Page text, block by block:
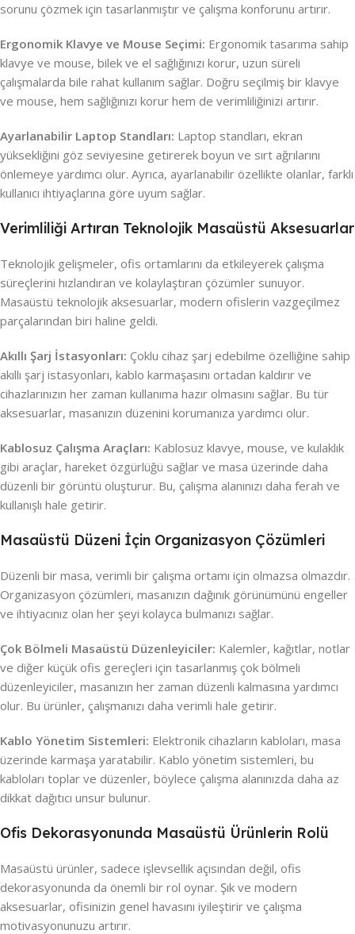
sorunu çözmek için tasarlanmıştır ve çalışma konforunu artırır.
Ergonomik Klavye ve Mouse Seçimi: Ergonomik tasarıma sahip
klavye ve mouse, bilek ve el sağlığınızı korur, uzun süreli
çalışmalarda bile rahat kullanım sağlar. Doğru seçilmiş bir klavye
ve mouse, hem sağlığınızı korur hem de verimliliğinizi artırır.
Ayarlanabilir Laptop Standları: Laptop standları, ekran
yüksekliğini göz seviyesine getirerek boyun ve sırt ağrılarını
önlemeye yardımcı olur. Ayrıca, ayarlanabilir özellikte olanlar, farklı
kullanıcı ihtiyaçlarına göre uyum sağlar.
Verimliliği Artıran Teknolojik Masaüstü Aksesuarlar
Teknolojik gelişmeler, ofis ortamlarını da etkileyerek çalışma
süreçlerini hızlandıran ve kolaylaştıran çözümler sunuyor.
Masaüstü teknolojik aksesuarlar, modern ofislerin vazgeçilmez
parçalarından biri haline geldi.
Akıllı Şarj İstasyonları: Çoklu cihaz şarj edebilme özelliğine sahip
akıllı şarj istasyonları, kablo karmaşasını ortadan kaldırır ve
cihazlarınızın her zaman kullanıma hazır olmasını sağlar. Bu tür
aksesuarlar, masanızın düzenini korumanıza yardımcı olur.
Kablosuz Çalışma Araçları: Kablosuz klavye, mouse, ve kulaklık
gibi araçlar, hareket özgürlüğü sağlar ve masa üzerinde daha
düzenli bir görüntü oluşturur. Bu, çalışma alanınızı daha ferah ve
kullanışlı hale getirir.
Masaüstü Düzeni İçin Organizasyon Çözümleri
Düzenli bir masa, verimli bir çalışma ortamı için olmazsa olmazdır.
Organizasyon çözümleri, masanızın dağınık görünümünü engeller
ve ihtiyacınız olan her şeyi kolayca bulmanızı sağlar.
Çok Bölmeli Masaüstü Düzenleyiciler: Kalemler, kağıtlar, notlar
ve diğer küçük ofis gereçleri için tasarlanmış çok bölmeli
düzenleyiciler, masanızın her zaman düzenli kalmasına yardımcı
olur. Bu ürünler, çalışmanızı daha verimli hale getirir.
Kablo Yönetim Sistemleri: Elektronik cihazların kabloları, masa
üzerinde karmaşa yaratabilir. Kablo yönetim sistemleri, bu
kabloları toplar ve düzenler, böylece çalışma alanınızda daha az
dikkat dağıtıcı unsur bulunur.
Ofis Dekorasyonunda Masaüstü Ürünlerin Rolü
Masaüstü ürünler, sadece işlevsellik açısından değil, ofis
dekorasyonunda da önemli bir rol oynar. Şık ve modern
aksesuarlar, ofisinizin genel havasını iyileştirir ve çalışma
motivasyonunuzu artırır.